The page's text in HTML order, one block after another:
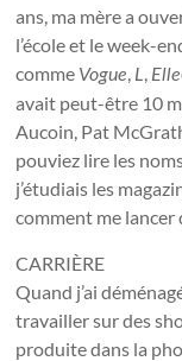
ans, ma mère a
l’école et le week-
comme Vogue, L, Elle
avait peut-être 10
Aucoin, Pat
pouviez lire les
j’étudiais les
comment me lancer
CARRIÈRE
Quand j’ai
travailler sur des
produite dans la